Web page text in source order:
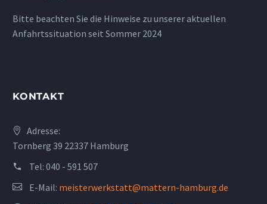
Bitte beachten Sie die Hinweise zu unserer aktuellen
Anfahrtssituation seit Sommer 2024
KONTAKT
Adresse:
Tornberg 39 22337 Hamburg
Tel: 040 - 591 507
E-Mail: meisterwerkstatt@mattern-hamburg.de